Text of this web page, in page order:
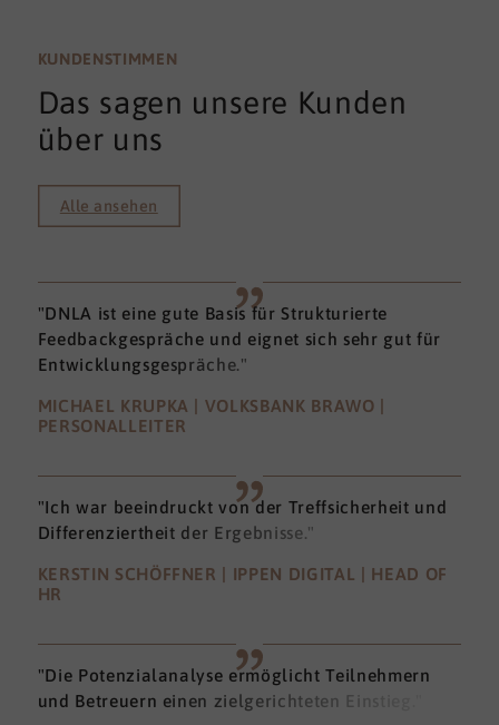
KUNDENSTIMMEN
Das sagen unsere Kunden
über uns
Alle ansehen
"DNLA ist eine gute Basis für Strukturierte
Feedbackgespräche und eignet sich sehr gut für
Entwicklungsgespräche."
MICHAEL KRUPKA | VOLKSBANK BRAWO |
PERSONALLEITER
"Ich war beeindruckt von der Treffsicherheit und
Differenziertheit der Ergebnisse."
KERSTIN SCHÖFFNER | IPPEN DIGITAL | HEAD OF
HR
"Die Potenzialanalyse ermöglicht Teilnehmern
und Betreuern einen zielgerichteten Einstieg."